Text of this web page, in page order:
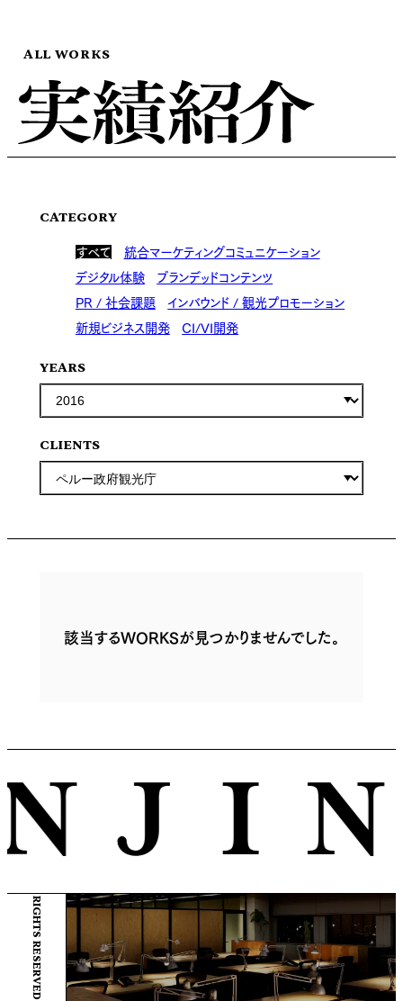
ALL WORKS
CATEGORY
すべて
統合マーケティングコミュニケーション
デジタル体験
ブランデッドコンテンツ
PR / 社会課題 インバウンド / 観光プロモーション
新規ビジネス開発 CI/VI開発
YEARS
CLIENTS
該当するWORKSが見つかりませんでした。
© ENJIN Inc. ALL RIGHTS RESERVED.